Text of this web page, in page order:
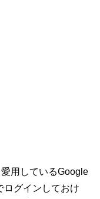
用しているGoogle
ログインしておけ